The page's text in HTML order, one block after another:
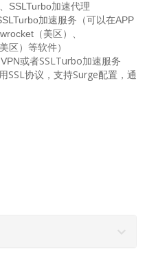
SSLTurbo加速代理
加速服务（可以在APP
（美区）、
区）等软件）
或者SSLTurbo加速服务
SSL协议，支持Surge配置，通